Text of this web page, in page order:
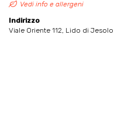
Vedi info e allergeni
Indirizzo
Viale Oriente 112, Lido di Jesolo